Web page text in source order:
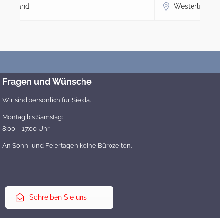
Fragen und Wünsche
Wir sind persönlich für Sie da.
Montag bis Samstag:
8:00 – 17:00 Uhr
An Sonn- und Feiertagen keine Bürozeiten.
Schreiben Sie uns